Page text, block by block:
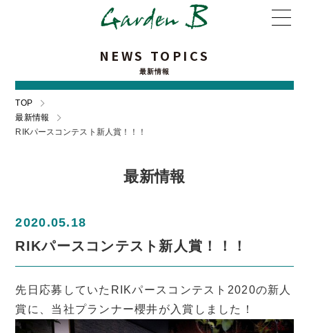
NEWS TOPICS
最新情報
TOP
最新情報
RIKパースコンテスト新人賞！！！
最新情報
2020.05.18
RIKパースコンテスト新人賞！！！
先日応募していたRIKパースコンテスト2020の新人
賞に、当社プランナー櫻井が入賞しました！